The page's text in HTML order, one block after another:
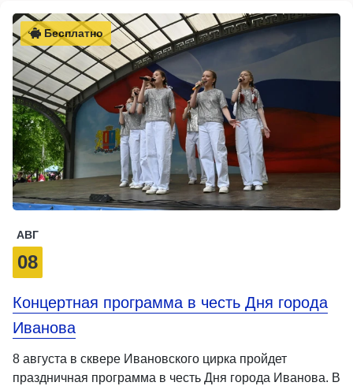
Бесплатно
АВГ
08
Концертная программа в честь Дня города
Иванова
8 августа в сквере Ивановского цирка пройдет
праздничная программа в честь Дня города Иванова. В